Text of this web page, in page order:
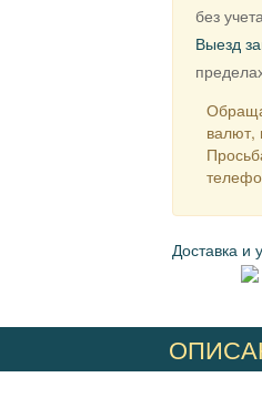
без
Выезд
валют,
Доставка и